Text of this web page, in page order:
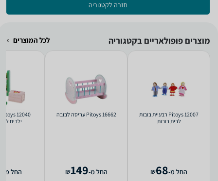
חזרה לקטגוריה
מוצרים פופולאריים בקטגוריה לכל המוצרים
Pitoys 12007 רבעיית בובות
לבית בובות
החל מ-68
₪
Pitoys 16662 עריסה לבובה
החל מ-149
₪
ילדים
החל מ-